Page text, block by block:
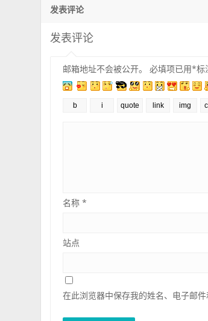
发表评论
发表评论
邮箱地址不会被公开。 必填项已用*标
名称*
站点
在此浏览器中保存我的姓名、电子邮件